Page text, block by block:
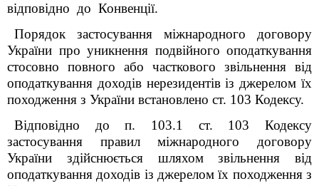
відповідно до Конвенції.
Порядок застосування міжнародного договору
України про уникнення подвійного оподаткування
стосовно повного або часткового звільнення від
оподаткування доходів нерезидентів із джерелом їх
походження з України встановлено ст. 103 Кодексу.
Відповідно до п. 103.1 ст. 103 Кодексу
застосування правил міжнародного договору
України здійснюється шляхом звільнення від
оподаткування доходів із джерелом їх походження з